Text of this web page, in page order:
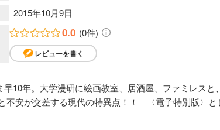
2015年10月9日
0.0 (0件)
レビューを書く
10年。大学漫研に絵画教室、居酒屋、ファミレス
不安が交差する現代の特異点！！ 〈電子特別版〉